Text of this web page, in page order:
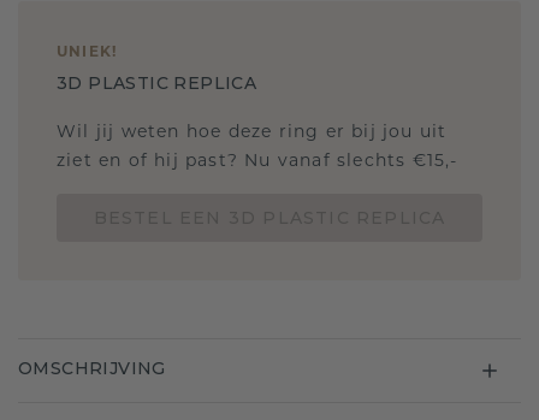
UNIEK!
3D PLASTIC REPLICA
Wil jij weten hoe deze ring er bij jou uit
ziet en of hij past? Nu vanaf slechts €15,-
OMSCHRIJVING